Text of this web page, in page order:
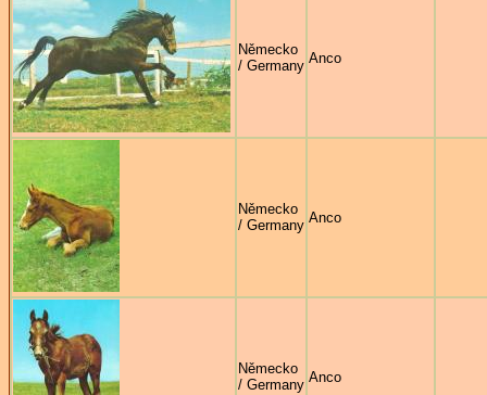
Německo
/ Germany Anco
Německo
/ Germany Anco
Německo
/ Germany Anco